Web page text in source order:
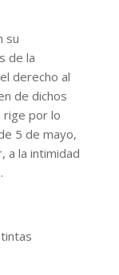
su
de la
derecho al
de dichos
rige por lo
5 de mayo,
a la intimidad